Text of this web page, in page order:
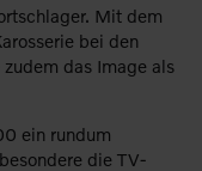
Mit dem
bei den
das Image als
ein rundum
die TV-